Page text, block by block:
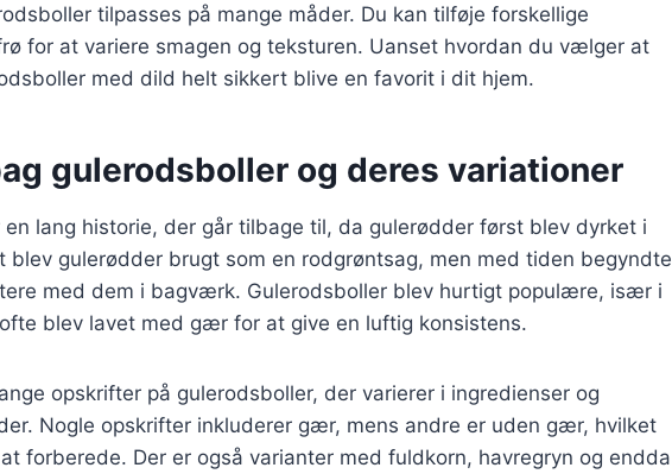
tilpasses på mange måder. Du kan tilføje forskellige
for at variere smagen og teksturen. Uanset hvordan du vælger at
med dild helt sikkert blive en favorit i dit hjem.
gulerodsboller og deres variationer
en lang historie, der går tilbage til, da gulerødder først blev dyrket i
blev gulerødder brugt som en rodgrøntsag, men med tiden begyndte
med dem i bagværk. Gulerodsboller blev hurtigt populære, især i
blev lavet med gær for at give en luftig konsistens.
opskrifter på gulerodsboller, der varierer i ingredienser og
Nogle opskrifter inkluderer gær, mens andre er uden gær, hvilket
forberede. Der er også varianter med fuldkorn, havregryn og endda